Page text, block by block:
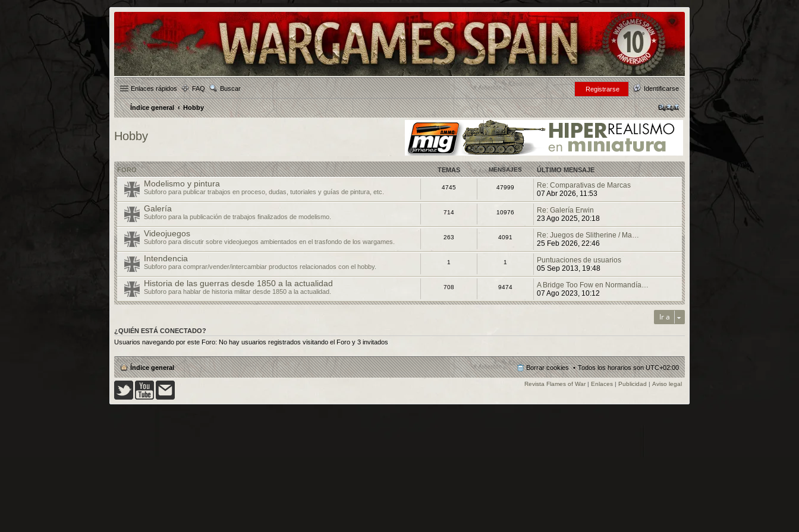
Enlaces rápidos FAQ Buscar Identificarse
Registrarse
Índice general Hobby Buscar
Hobby
FORO TEMAS MENSAJES ÚLTIMO MENSAJE
Modelismo y pintura
Subforo para publicar trabajos en proceso, dudas, tutoriales y guías de pintura, etc.
4745 47999
Re: Comparativas de Marcas
07 Abr 2026, 11:53
Galería
Subforo para la publicación de trabajos finalizados de modelismo.
714 10976
Re: Galería Erwin
23 Ago 2025, 20:18
Videojuegos
Subforo para discutir sobre videojuegos ambientados en el trasfondo de los wargames.
263 4091
Re: Juegos de Slitherine / Ma…
25 Feb 2026, 22:46
Intendencia
Subforo para comprar/vender/intercambiar productos relacionados con el hobby.
1 1
Puntuaciones de usuarios
05 Sep 2013, 19:48
Historia de las guerras desde 1850 a la actualidad
Subforo para hablar de historia militar desde 1850 a la actualidad.
708 9474
A Bridge Too Fow en Normandía…
07 Ago 2023, 10:12
Ir a
¿QUIÉN ESTÁ CONECTADO?
Usuarios navegando por este Foro: No hay usuarios registrados visitando el Foro y 3 invitados
Índice general Todos los horarios sonUTC+02:00
Borrar cookies
Revista Flames of War | Enlaces | Publicidad | Aviso legal